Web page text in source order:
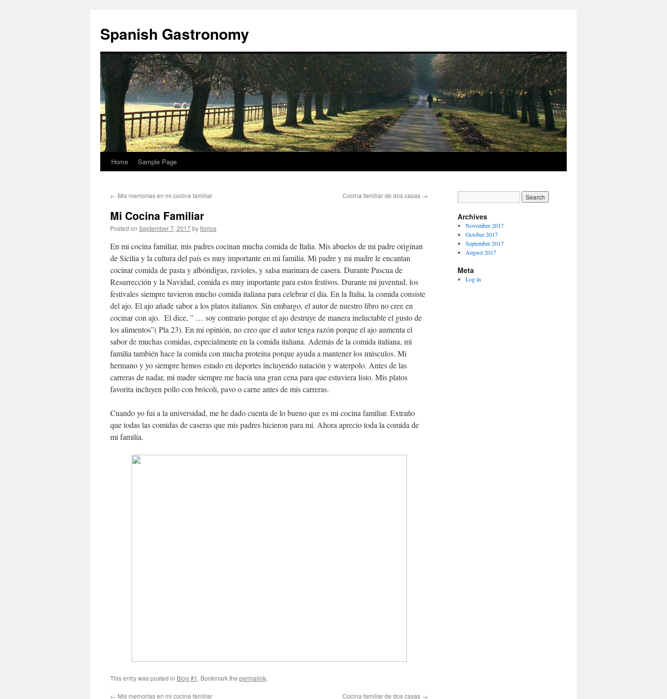
content
Spanish Gastronomy
Home Sample Page
← Mis memorias en mi cocina familiar Cocina familiar de dos casas →
Mi Cocina Familiar
Posted on September 7, 2017byflorios
En mi cocina familiar, mis padres cocinan mucha comida de Italia. Mis abuelos de mi padre originan
de Sicilia y la cultura del país es muy importante en mi familia. Mi padre y mi madre le encantan
cocinar comida de pasta y albóndigas, ravioles, y salsa marinara de casera. Durante Pascua de
Resurrección y la Navidad, comida es muy importante para estos festivos. Durante mi juventud, los
festivales siempre tuvieron mucho comida italiana para celebrar el día. En la Italia, la comida consiste
del ajo. El ajo añade sabor a los platos italianos. Sin embargo, el autor de nuestro libro no cree en
cocinar con ajo. El dice, ” … soy contrario porque el ajo destruye de manera ineluctable el gusto de
los alimentos”( Pla 23). En mi opinión, no creo que el autor tenga razón porque el ajo aumenta el
sabor de muchas comidas, especialmente en la comida italiana. Además de la comida italiana, mi
familia también hace la comida con mucha proteína porque ayuda a mantener los músculos. Mi
hermano y yo siempre hemos estado en deportes incluyendo natación y waterpolo. Antes de las
carreras de nadar, mi madre siempre me hacía una gran cena para que estuviera listo. Mis platos
favorita incluyen pollo con brócoli, pavo o carne antes de mis carreras.
Cuando yo fui a la universidad, me he dado cuenta de lo bueno que es mi cocina familiar. Extraño
que todas las comidas de caseras que mis padres hicieron para mí. Ahora aprecio toda la comida de
mi familia.
This entry was posted in Blog #1 . Bookmark the permalink.
← Mis memorias en mi cocina familiar Cocina familiar de dos casas →
Archives
November 2017
October 2017
September 2017
August 2017
Meta
Log in